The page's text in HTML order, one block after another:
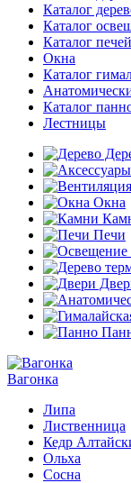
Каталог
Каталог
Каталог печей
Окна
Каталог
Каталог
Лестницы
Окна
Печи
Вагонка
Липа
Лиственница
Кедр
Ольха
Сосна